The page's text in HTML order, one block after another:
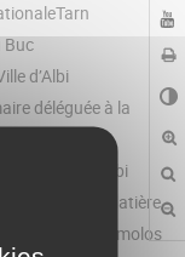
Buc
d’Albi
déléguée à la
Tourisme d’Albi
Arts et de la Matière
Arpèges & Trémolos